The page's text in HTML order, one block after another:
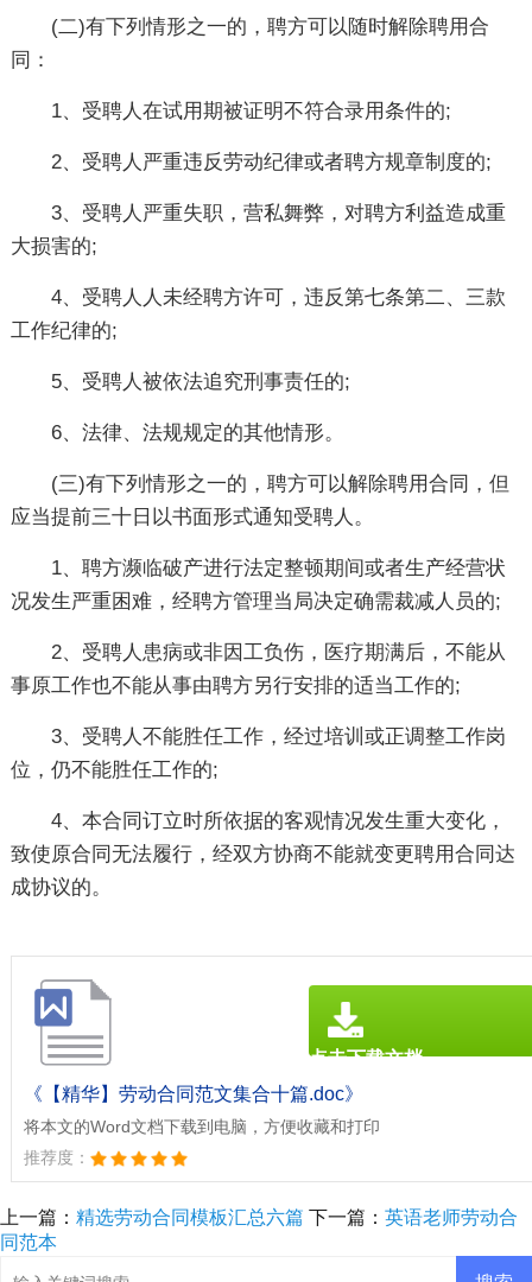
(二)有下列情形之一的，聘方可以随时解除聘用合
同：
1、受聘人在试用期被证明不符合录用条件的;
2、受聘人严重违反劳动纪律或者聘方规章制度的;
3、受聘人严重失职，营私舞弊，对聘方利益造成重
大损害的;
4、受聘人人未经聘方许可，违反第七条第二、三款
工作纪律的;
5、受聘人被依法追究刑事责任的;
6、法律、法规规定的其他情形。
(三)有下列情形之一的，聘方可以解除聘用合同，但
应当提前三十日以书面形式通知受聘人。
1、聘方濒临破产进行法定整顿期间或者生产经营状
况发生严重困难，经聘方管理当局决定确需裁减人员的;
2、受聘人患病或非因工负伤，医疗期满后，不能从
事原工作也不能从事由聘方另行安排的适当工作的;
3、受聘人不能胜任工作，经过培训或正调整工作岗
位，仍不能胜任工作的;
4、本合同订立时所依据的客观情况发生重大变化，
致使原合同无法履行，经双方协商不能就变更聘用合同达
成协议的。
《【精华】劳动合同范文集合十篇.doc》
将本文的Word文档下载到电脑，方便收藏和打印
推荐度：
点击下载文档
文档为doc格式
上一篇： 精选劳动合同模板汇总六篇 下一篇： 英语老师劳动合
同范本